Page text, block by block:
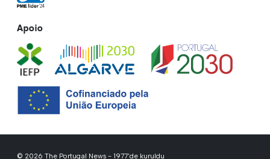
Apoio
© 2026 The Portugal News - 1977'de kuruldu